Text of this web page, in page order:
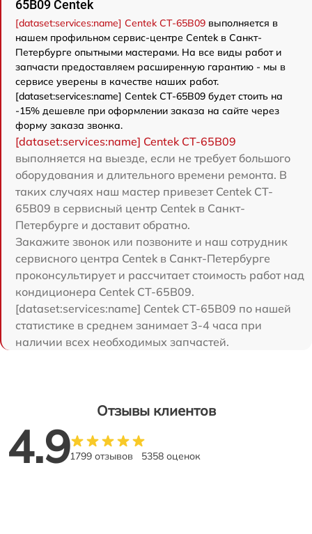
65B09 Centek
[dataset:services:name] Centek CT-65B09 выполняется в
нашем профильном сервис-центре Centek в Санкт-
Петербурге опытными мастерами. На все виды работ и
запчасти предоставляем расширенную гарантию - мы в
сервисе уверены в качестве наших работ.
[dataset:services:name] Centek CT-65B09 будет стоить на
-15% дешевле при оформлении заказа на сайте через
форму заказа звонка.
[dataset:services:name] Centek CT-65B09
выполняется на выезде, если не требует большого
оборудования и длительного времени ремонта. В
таких случаях наш мастер привезет Centek CT-
65B09 в сервисный центр Centek в Санкт-
Петербурге и доставит обратно.
Закажите звонок или позвоните и наш сотрудник
сервисного центра Centek в Санкт-Петербурге
проконсультирует и рассчитает стоимость работ над
кондиционера Centek CT-65B09.
[dataset:services:name] Centek CT-65B09 по нашей
статистике в среднем занимает 3-4 часа при
наличии всех необходимых запчастей.
Отзывы клиентов
4.91799 отзывов 5358 оценок